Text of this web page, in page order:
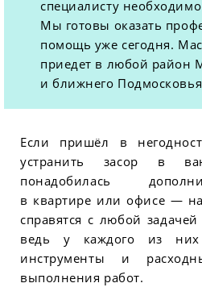
специалисту
Мы готовы оказать
помощь уже сегодня.
приедет в любой район
и ближнего
Если пришёл в
устранить засор в
понадобилась
в квартире или офисе —
справятся с любой
ведь у каждого из них
инструменты и
выполнения работ.